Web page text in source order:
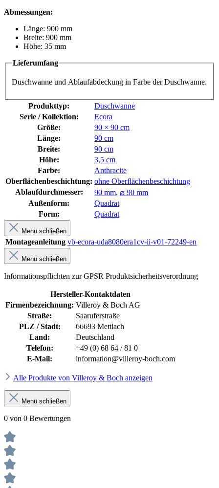
Abmessungen:
Länge: 900 mm
Breite: 900 mm
Höhe: 35 mm
Lieferumfang
Duschwanne und Ablaufabdeckung in Farbe der Duschwanne.
Produkttyp:
Duschwanne
Serie / Kollektion:
Ecora
Größe:
90 × 90 cm
Länge:
90 cm
Breite:
90 cm
Höhe:
3,5 cm
Farbe:
Anthracite
Oberflächenbeschichtung: ohne Oberflächenbeschichtung
Ablaufdurchmesser:
90 mm, ⌀ 90 mm
Außenform:
Quadrat
Form:
Quadrat
Menü schließen
Montageanleitung vb-ecora-uda8080era1cv-ii-v01-72249-en
Menü schließen
Informationspflichten zur GPSR Produktsicherheitsverordnung
Hersteller-Kontaktdaten
Firmenbezeichnung: Villeroy & Boch AG
Straße:
Saaruferstraße
PLZ / Stadt:
66693 Mettlach
Land:
Deutschland
Telefon:
+49 (0) 68 64 / 81 0
E-Mail:
information@villeroy-boch.com
Alle Produkte von Villeroy & Boch anzeigen
Menü schließen
0 von 0 Bewertungen